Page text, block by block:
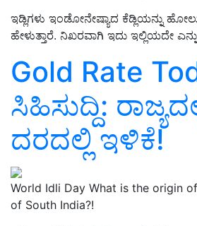
ಇಡ್ಲಿಗಳು ಇಂಡೋನೇಷ್ಯಾದ ಕೆಡ್ಲಿಯನ್ನು
ಹೇಳುತ್ತಾರೆ. ನಿಖರವಾಗಿ ಇದು ಇಲ್ಲಿಯದೇ
Gold Rate
ಸಿಹಿಸುದ್ದಿ:
ದರದಲ್ಲಿ ಇಳಿಕೆ!
World Idli Day What is the origin
of South India?!